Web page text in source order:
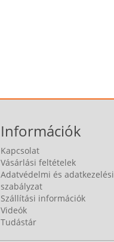
Információk
Kapcsolat
Vásárlási feltételek
Adatvédelmi és adatkezelési
szabályzat
Szállítási információk
Videók
Tudástár